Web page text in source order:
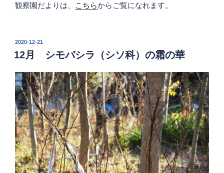
観察園だよりは、 こちらからご覧になれます。
投
稿
日:
2020-12-21
12月 シモバシラ（シソ科）の霜の華